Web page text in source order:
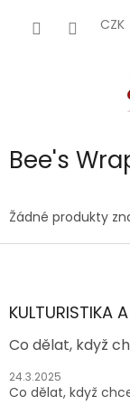
CZK
Bee's
Žádné produkty
Z
aKULTURISTIKA
Co dělat, když
24.3.2025
Co dělat, když